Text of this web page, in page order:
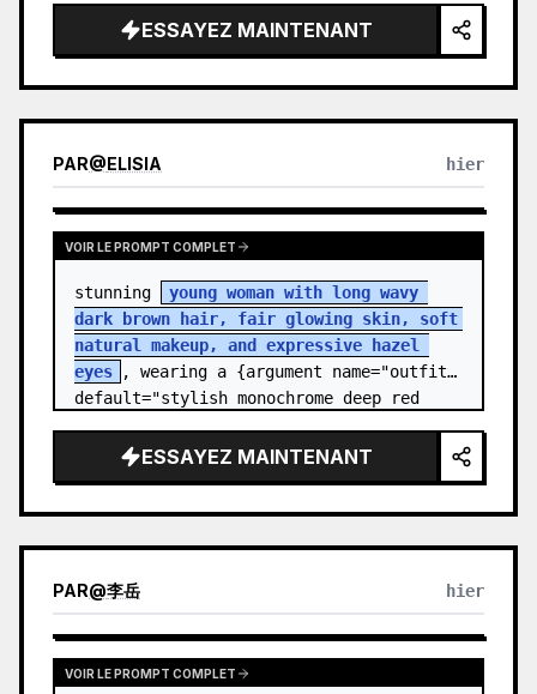
ESSAYEZ MAINTENANT
PAR@ELISIA hier
VOIR LE PROMPT COMPLET
stunning
young woman with long wavy
dark brown hair, fair glowing skin, soft
natural makeup, and expressive hazel
eyes
, wearing a {argument name="outfit"
default="stylish monochrome deep red
ESSAYEZ MAINTENANT
PAR@李岳 hier
VOIR LE PROMPT COMPLET